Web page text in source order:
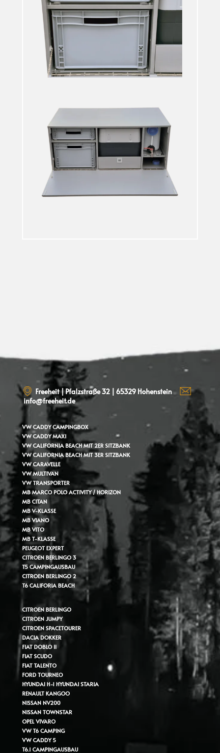
Freeheit | Pfalzstraße 32 | 65329 Hohenstein
info@freeheit.de
VW CADDY CAMPINGBOX
VW CADDY MAXI
VW CALIFORNIA BEACH MIT 2ER SITZBANK
VW CALIFORNIA BEACH MIT 3ER SITZBANK
VW CARAVELLE
VW MULTIVAN
VW TRANSPORTER
MB MARCO POLO ACTIVITY / HORIZON
MB CITAN
MB V-KLASSE
MB VIANO
MB VITO
MB T-KLASSE
PEUGEOT EXPERT
CITROEN BERLINGO 3
T5 CAMPINGAUSBAU
CITROEN BERLINGO 2
T6 CALIFORIA BEACH
CITROEN BERLINGO
CITROEN JUMPY
CITROEN SPACETOURER
DACIA DOKKER
FIAT DOBLO II
FIAT SCUDO
FIAT TALENTO
FORD TOURNEO
HYUNDAI H-1 HYUNDAI STARIA
RENAULT KANGOO
NISSAN NV200
NISSAN TOWNSTAR
OPEL VIVARO
VW T6 CAMPING
VW CADDY 5
T6.1 CAMPINGAUSBAU